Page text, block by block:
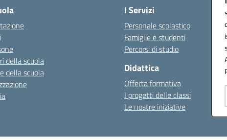
della scuola
della scuola
I Servizi
Personale scolastico
Famiglie e studenti
Percorsi di studio
Didattica
Offerta formativa
I progetti delle classi
Le nostre iniziative